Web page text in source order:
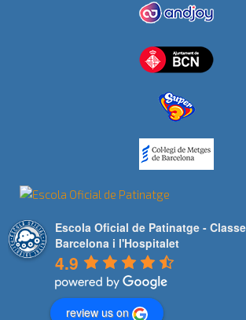
Escola Oficial de Patinatge -
Barcelona i l'Hospitalet
4.9
review us on